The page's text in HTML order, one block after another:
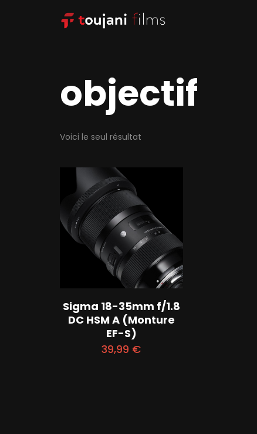
objectif
Voici le seul résultat
Sigma 18-35mm f/1.8
DC HSM A (Monture
EF-S)
39,99 €